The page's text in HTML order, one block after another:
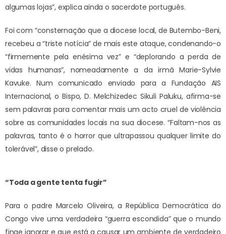
algumas lojas”, explica ainda o sacerdote português.
Foi com “consternação que a diocese local, de Butembo-Beni,
recebeu a “triste notícia” de mais este ataque, condenando-o
“firmemente pela enésima vez” e “deplorando a perda de
vidas humanas”, nomeadamente a da irmã Marie-Sylvie
Kavuke. Num comunicado enviado para a Fundação AIS
Internacional, o Bispo, D. Melchizedec Sikuli Paluku, afirma-se
sem palavras para comentar mais um acto cruel de violência
sobre as comunidades locais na sua diocese. “Faltam-nos as
palavras, tanto é o horror que ultrapassou qualquer limite do
tolerável”, disse o prelado.
“Toda a gente tenta fugir”
Para o padre Marcelo Oliveira, a República Democrática do
Congo vive uma verdadeira “guerra escondida” que o mundo